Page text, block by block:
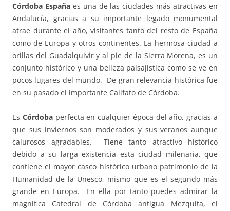
Córdoba España es una de las ciudades más atractivas en
Andalucía, gracias a su importante legado monumental
atrae durante el año, visitantes tanto del resto de España
como de Europa y otros continentes. La hermosa ciudad a
orillas del Guadalquivir y al pie de la Sierra Morena, es un
conjunto histórico y una belleza paisajistica como se ve en
pocos lugares del mundo. De gran relevancia histórica fue
en su pasado el importante Califato de Córdoba.
Es Córdobaperfecta en cualquier época del año, gracias a
que sus inviernos son moderados y sus veranos aunque
calurosos agradables. Tiene tanto atractivo histórico
debido a su larga existencia esta ciudad milenaria, que
contiene el mayor casco histórico urbano patrimonio de la
Humanidad de la Unesco, mismo que es el segundo más
grande en Europa. En ella por tanto puedes admirar la
magnifica Catedral de Córdoba antigua Mezquita, el